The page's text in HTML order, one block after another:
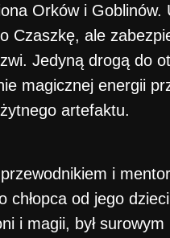
Orków i Goblinów.
Czaszkę, ale
Jedyną drogą do
magicznej energii
artefaktu.
i
chłopca od jego
i magii, był